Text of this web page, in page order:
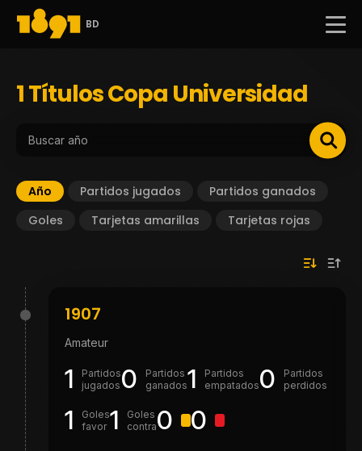
BD
1 Títulos Copa Universidad
Año Partidos jugados
Partidos ganados
Goles
Tarjetas amarillas Tarjetas rojas
1907
Amateur
1
Partidos
jugados 0
Partidos
ganados1
Partidos
empatados0
Partidos
perdidos
1
Goles
favor 1
Goles
contra0 0